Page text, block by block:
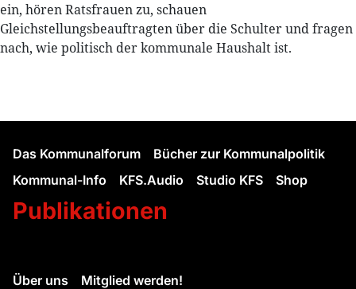
ein, hören Ratsfrauen zu, schauen
Gleichstellungsbeauftragten über die Schulter und fragen
nach, wie politisch der kommunale Haushalt ist.
Das Kommunalforum
Bücher zur Kommunalpolitik
Kommunal-Info
KFS.Audio Studio KFS Shop
Publikationen
Über uns Mitglied werden!